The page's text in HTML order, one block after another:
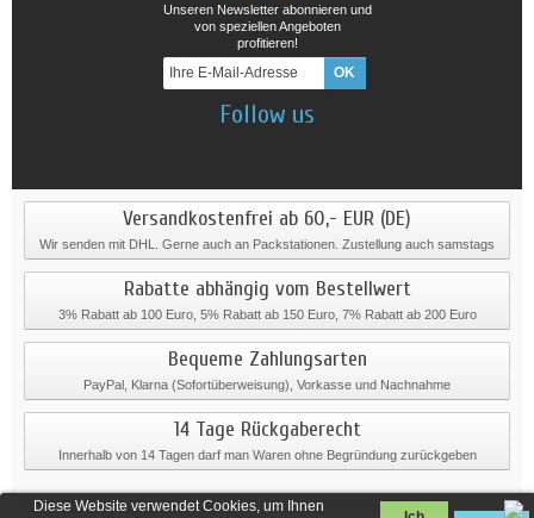
Diese Website verwendet Cookies, um Ihnen
Unseren Newsletter abonnieren und
von speziellen Angeboten
profitieren!
Follow us
Versandkostenfrei ab 60,- EUR (DE)
Wir senden mit DHL. Gerne auch an Packstationen. Zustellung auch samstags
Rabatte abhängig vom Bestellwert
3% Rabatt ab 100 Euro, 5% Rabatt ab 150 Euro, 7% Rabatt ab 200 Euro
Bequeme Zahlungsarten
PayPal, Klarna (Sofortüberweisung), Vorkasse und Nachnahme
14 Tage Rückgaberecht
Innerhalb von 14 Tagen darf man Waren ohne Begründung zurückgeben